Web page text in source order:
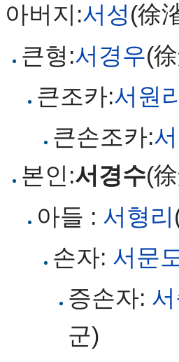
아버지:서성(徐
큰형:서경우(
큰조카:서원
큰손조카:
본인:서경수(
아들 : 서형리
손자: 서문
증손자:
군)